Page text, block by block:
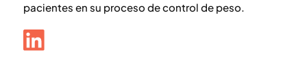
pacientes en su proceso de control de peso.